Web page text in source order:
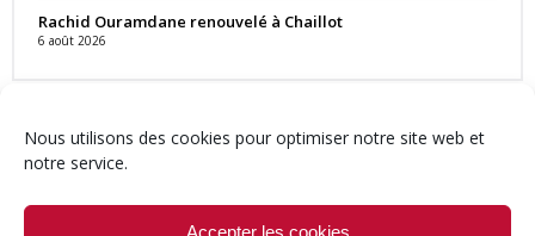
Nous utilisons des cookies pour optimiser notre site web et
notre service.
Accepter les cookies
Rachid Ouramdane renouvelé à Chaillot
6 août 2026